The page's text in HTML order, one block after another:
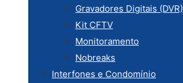
Gravadores Digitais (DVR)
Kit CFTV
Monitoramento
Nobreaks
Interfones e Condomínio